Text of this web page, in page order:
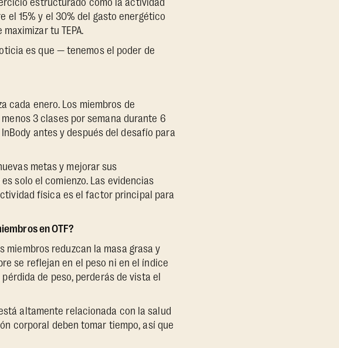
estructurado como la actividad
el 15% y el 30% del gasto energético
maximizar tu TEPA.
es que — tenemos el poder de
cada enero. Los miembros de
3 clases por semana durante 6
antes y después del desafío para
metas y mejorar sus
solo el comienzo. Las evidencias
física es el factor principal para
en OTF?
miembros reduzcan la masa grasa y
se reflejan en el peso ni en el índice
de peso, perderás de vista el
altamente relacionada con la salud
corporal deben tomar tiempo, así que